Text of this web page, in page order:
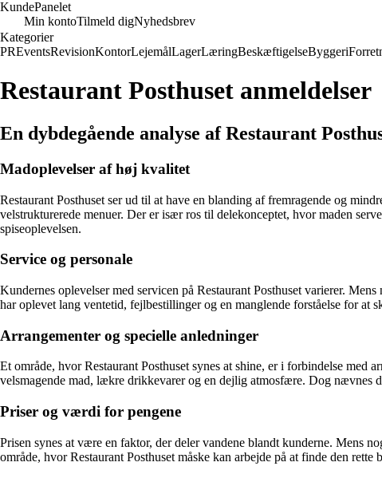
KundePanelet
Min kontoTilmeld digNyhedsbrev
Kategorier
PREventsRevisionKontorLejemålLagerLæringBeskæftigelseByggeri
Restaurant Posthuset anmeldelser
En dybdegående analyse af Restaurant
Madoplevelser af høj kvalitet
Restaurant Posthuset ser ud til at have en blanding af fremragende og
velstrukturerede menuer. Der er især ros til delekonceptet, hvor maden
spiseoplevelsen.
Service og personale
Kundernes oplevelser med servicen på Restaurant Posthuset varierer.
har oplevet lang ventetid, fejlbestillinger og en manglende forståelse for at
Arrangementer og specielle anledninger
Et område, hvor Restaurant Posthuset synes at shine, er i forbindelse med
velsmagende mad, lækre drikkevarer og en dejlig atmosfære. Dog nævnes
Priser og værdi for pengene
Prisen synes at være en faktor, der deler vandene blandt kunderne. Mens
område, hvor Restaurant Posthuset måske kan arbejde på at finde den rette